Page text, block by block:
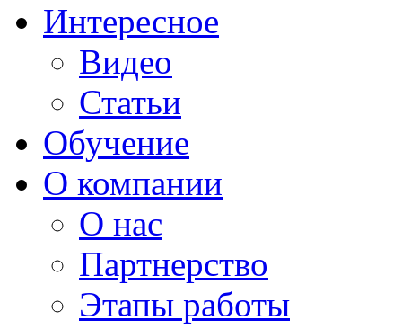
Интересное
Видео
Статьи
Обучение
О компании
О нас
Партнерство
Этапы работы